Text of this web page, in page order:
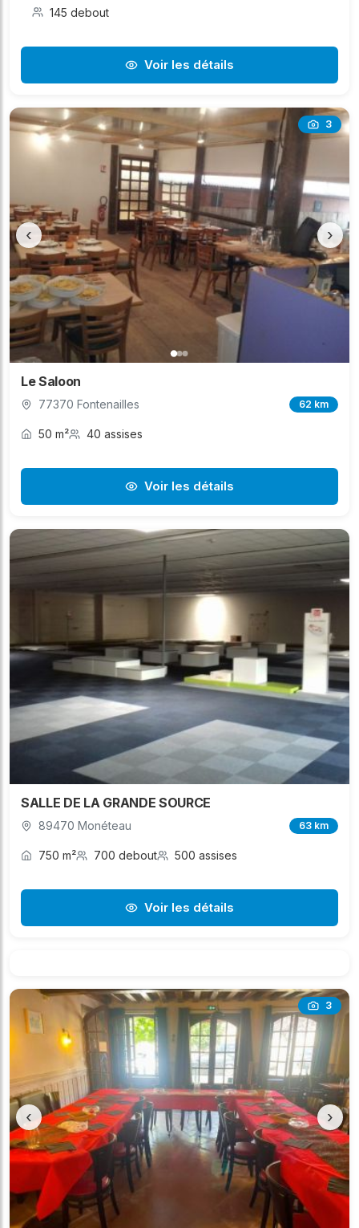
145 debout
Voir les détails
3
‹ ›
Le Saloon
77370 Fontenailles 62 km
50 m² 40 assises
Voir les détails
SALLE DE LA GRANDE SOURCE
89470 Monéteau 63 km
750 m² 700 debout 500 assises
Voir les détails
3
‹ ›